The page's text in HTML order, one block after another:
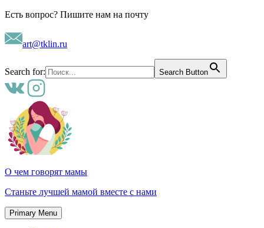
Skip
content
Есть вопрос? Пишите нам на почту
art@tklin.ru
Search for: Search Button
О чем говорят мамы
Станьте лучшей мамой вместе с нами
Primary Menu